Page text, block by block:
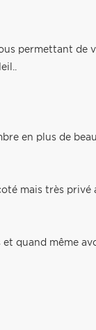
permettant de
en plus de
mais très privé
quand même